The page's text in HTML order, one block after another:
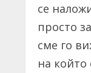
се
просто
сме го
на който